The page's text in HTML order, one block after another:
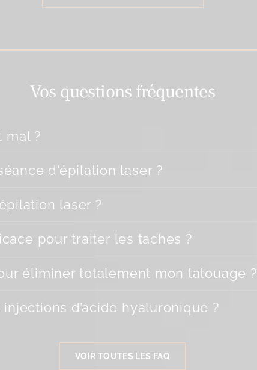
Vos questions fréquentes
mal ?
d'épilation laser ?
laser ?
pour traiter les taches ?
éliminer totalement mon tatouage ?
d’acide hyaluronique ?
VOIR TOUTES LES FAQ